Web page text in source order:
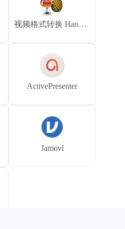
视频格式转换 HandBrake
ActivePresenter
Jamovi